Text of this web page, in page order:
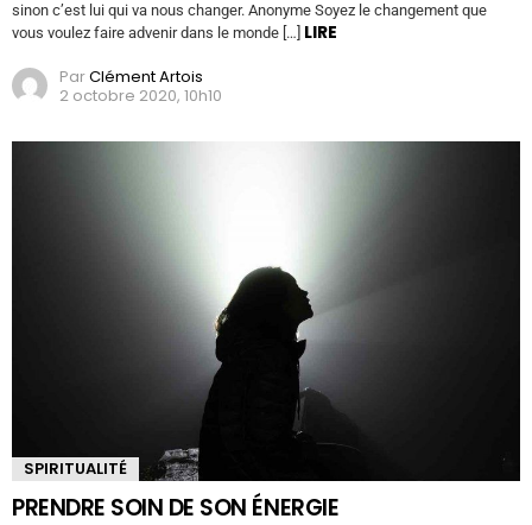
sinon c’est lui qui va nous changer. Anonyme Soyez le changement que
vous voulez faire advenir dans le monde […] LIRE
ParClément Artois
2 octobre 2020, 10h10
SPIRITUALITÉ
PRENDRE SOIN DE SON ÉNERGIE